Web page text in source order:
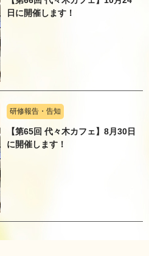
日に開催します！
研修報告・告知
【第65回 代々木カフェ】8月30日
に開催します！